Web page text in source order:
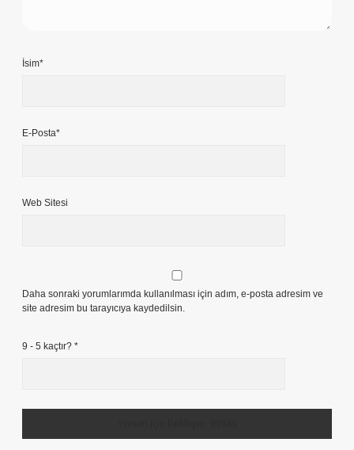
İsim*
E-Posta*
Web Sitesi
Daha sonraki yorumlarımda kullanılması için adım, e-posta adresim ve
site adresim bu tarayıcıya kaydedilsin.
9 - 5 kaçtır? *